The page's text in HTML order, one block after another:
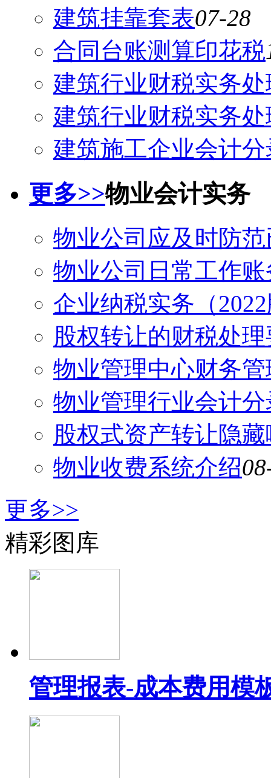
建筑挂靠套表07-28
合同台账测算印花税
建筑行业财税实务
建筑行业财税实务
建筑施工企业会计
更多>>物业会计实务
物业公司应及时防
物业公司日常工作
企业纳税实务（
股权转让的财税处
物业管理中心财务
物业管理行业会计分
股权式资产转让隐
物业收费系统介绍
更多>>
精彩图库
管理报表-成本费用模